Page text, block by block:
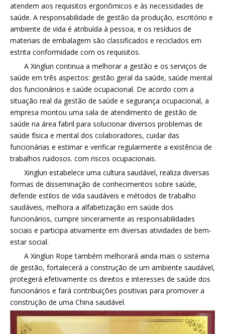
atendem aos requisitos ergonômicos e às necessidades de
saúde. A responsabilidade de gestão da produção, escritório e
ambiente de vida é atribuída à pessoa, e os resíduos de
materiais de embalagem são classificados e reciclados em
estrita conformidade com os requisitos.
A Xinglun continua a melhorar a gestão e os serviços de
saúde em três aspectos: gestão geral da saúde, saúde mental
dos funcionários e saúde ocupacional. De acordo com a
situação real da gestão de saúde e segurança ocupacional, a
empresa montou uma sala de atendimento de gestão de
saúde na área fabril para solucionar diversos problemas de
saúde física e mental dos colaboradores, cuidar das
funcionárias e estimar e verificar regularmente a existência de
trabalhos ruidosos. com riscos ocupacionais.
Xinglun estabelece uma cultura saudável, realiza diversas
formas de disseminação de conhecimentos sobre saúde,
defende estilos de vida saudáveis ​​e métodos de trabalho
saudáveis, melhora a alfabetização em saúde dos
funcionários, cumpre sinceramente as responsabilidades
sociais e participa ativamente em diversas atividades de bem-
estar social.
A Xinglun Rope também melhorará ainda mais o sistema
de gestão, fortalecerá a construção de um ambiente saudável,
protegerá efetivamente os direitos e interesses de saúde dos
funcionários e fará contribuições positivas para promover a
construção de uma China saudável.